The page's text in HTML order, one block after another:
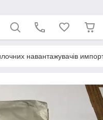
навантажувачів